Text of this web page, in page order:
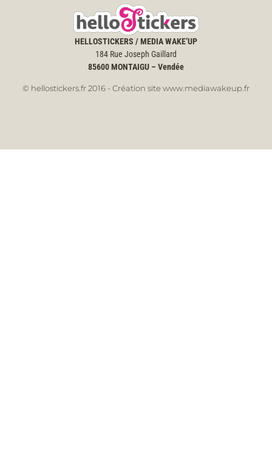
HELLOSTICKERS / MEDIA WAKE’UP
184 Rue Joseph Gaillard
85600MONTAIGU – Vendée
© hellostickers.fr 2016 - Création site www.mediawakeup.fr